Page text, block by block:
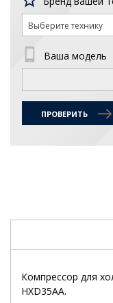
Выберите технику
Ваша модель
ПРОВЕРИТЬ
Компрессор для
HXD35AA.